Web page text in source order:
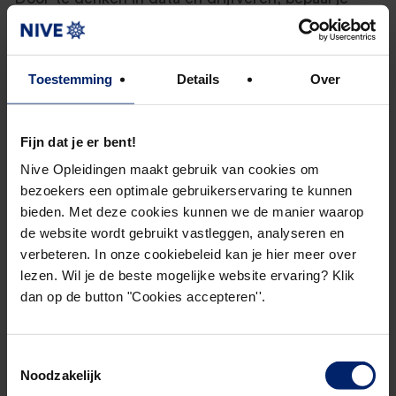
Toestemming Details Over
Fijn dat je er bent!
Nive Opleidingen maakt gebruik van cookies om
bezoekers een optimale gebruikerservaring te kunnen
bieden. Met deze cookies kunnen we de manier waarop
de website wordt gebruikt vastleggen, analyseren en
verbeteren. In onze cookiebeleid kan je hier meer over
lezen. Wil je de beste mogelijke website ervaring? Klik
dan op de button "Cookies accepteren''.
Noodzakelijk
welke informatie iemand nodig heeft om te kunnen
oorzaken waren en wat je daarvan kunt leren.
afvragen: doen we de goede dingen en doen we
dat goed?
Geschreven door Fred Conijn, managing consultant
DynamicControl.nl, auteur van het boek ‘aan de slag
met Dynamic Control’ en docent bij NIVE
Opleidingen.
——————–
Meer leren over datagedreven organiseren?